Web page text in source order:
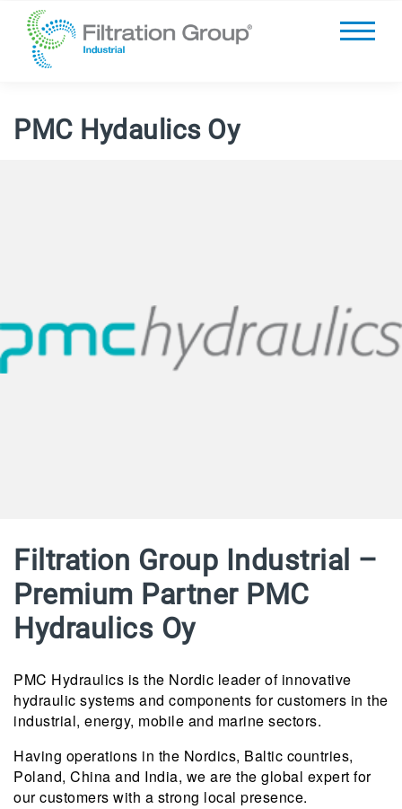
PMC Hydaulics Oy
Filtration Group Industrial –
Premium Partner PMC
Hydraulics Oy
PMC Hydraulics is the Nordic leader of innovative
hydraulic systems and components for customers in the
industrial, energy, mobile and marine sectors.
Having operations in the Nordics, Baltic countries,
Poland, China and India, we are the global expert for
our customers with a strong local presence.